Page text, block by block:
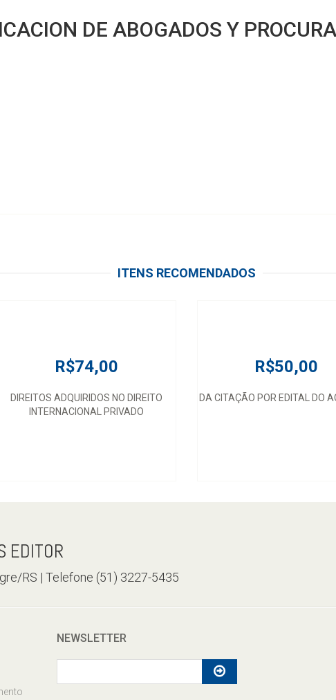
DE ABOGADOS Y
ITENS RECOMENDADOS
R$74,00
DIREITOS ADQUIRIDOS NO DIREITO
INTERNACIONAL PRIVADO
R$50,00
DA CITAÇÃO POR EDITAL DO
EDITOR
RS | Telefone (51) 3227-5435
NEWSLETTER